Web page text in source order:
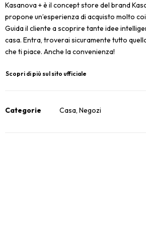
Kasanova + è il concept store del brand
propone un’esperienza di acquisto molto
Guida il cliente a scoprire tante idee
casa. Entra, troverai sicuramente tutto
che ti piace. Anche la convenienza!
Scopri di più sul sito ufficiale
Categorie Casa, Negozi